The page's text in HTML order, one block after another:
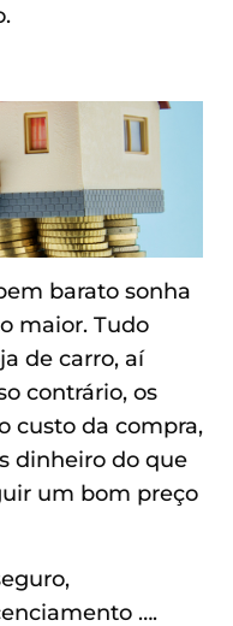
barato sonha
maior. Tudo
de carro, aí
contrário, os
custo da compra,
dinheiro do que
um bom preço
….